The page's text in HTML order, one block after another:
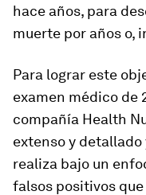
hace años, para
muerte por años o,
Para lograr este
examen médico de
compañía Health
extenso y detallado
realiza bajo un
falsos positivos que